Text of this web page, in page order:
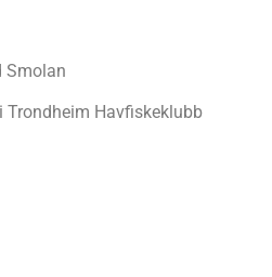
Smolan
Trondheim Havfiskeklubb